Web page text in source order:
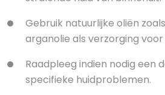
Gebruik natuurlijke oliën
arganolie als verzorging
Raadpleeg indien nodig een
specifieke huidproblemen.